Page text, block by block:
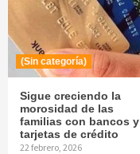
(Sin categoría)
Sigue creciendo la
morosidad de las
familias con bancos y
tarjetas de crédito
22 febrero, 2026